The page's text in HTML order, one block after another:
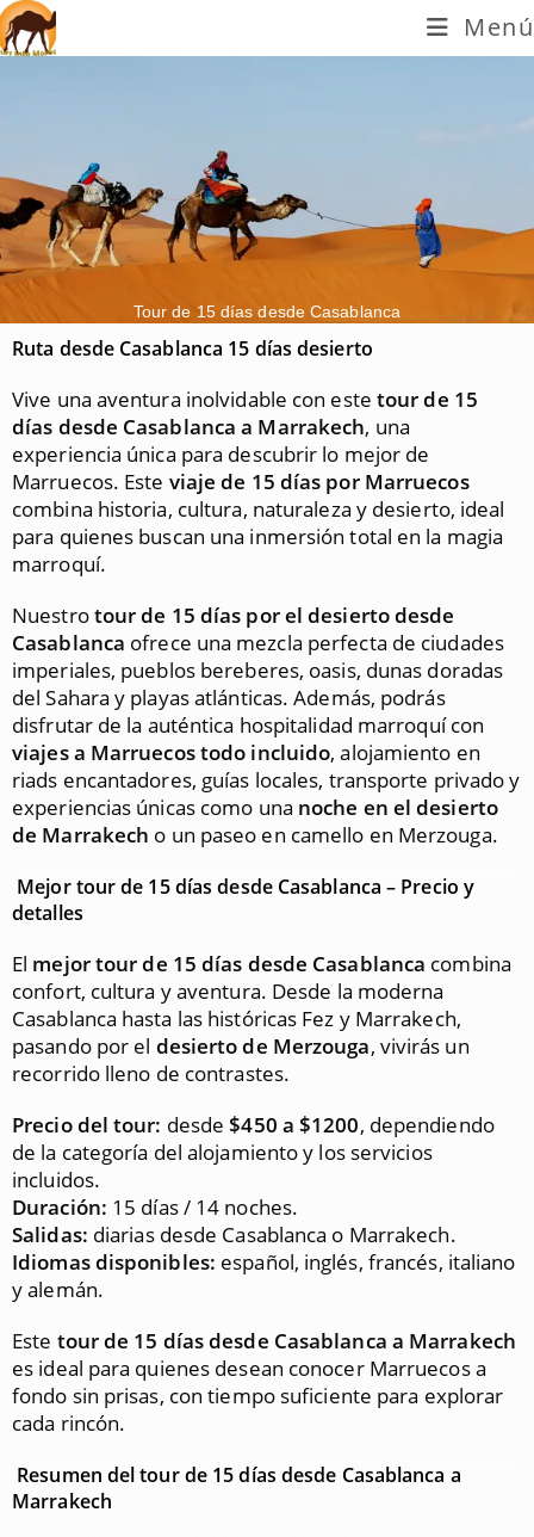
Menú
Tour de 15 días desde Casablanca
Ruta desde Casablanca 15 días desierto
Vive una aventura inolvidable con este tour de 15
días desde Casablanca a Marrakech, una
experiencia única para descubrir lo mejor de
Marruecos. Este viaje de 15 días por Marruecos
combina historia, cultura, naturaleza y desierto, ideal
para quienes buscan una inmersión total en la magia
marroquí.
Nuestrotour de 15 días por el desierto desde
Casablanca ofrece una mezcla perfecta de ciudades
imperiales, pueblos bereberes, oasis, dunas doradas
del Sahara y playas atlánticas. Además, podrás
disfrutar de la auténtica hospitalidad marroquí con
viajes a Marruecos todo incluido, alojamiento en
riads encantadores, guías locales, transporte privado y
experiencias únicas como una noche en el desierto
de Marrakech o un paseo en camello en Merzouga.
Mejor tour de 15 días desde Casablanca – Precio y
detalles
El mejor tour de 15 días desde Casablanca combina
confort, cultura y aventura. Desde la moderna
Casablanca hasta las históricas Fez y Marrakech,
pasando por el desierto de Merzouga, vivirás un
recorrido lleno de contrastes.
Precio del tour: desde $450 a $1200, dependiendo
de la categoría del alojamiento y los servicios
incluidos.
Duración: 15 días / 14 noches.
Salidas: diarias desde Casablanca o Marrakech.
Idiomas disponibles: español, inglés, francés, italiano
y alemán.
Este tour de 15 días desde Casablanca a Marrakech
es ideal para quienes desean conocer Marruecos a
fondo sin prisas, con tiempo suficiente para explorar
cada rincón.
Resumen del tour de 15 días desde Casablanca a
Marrakech